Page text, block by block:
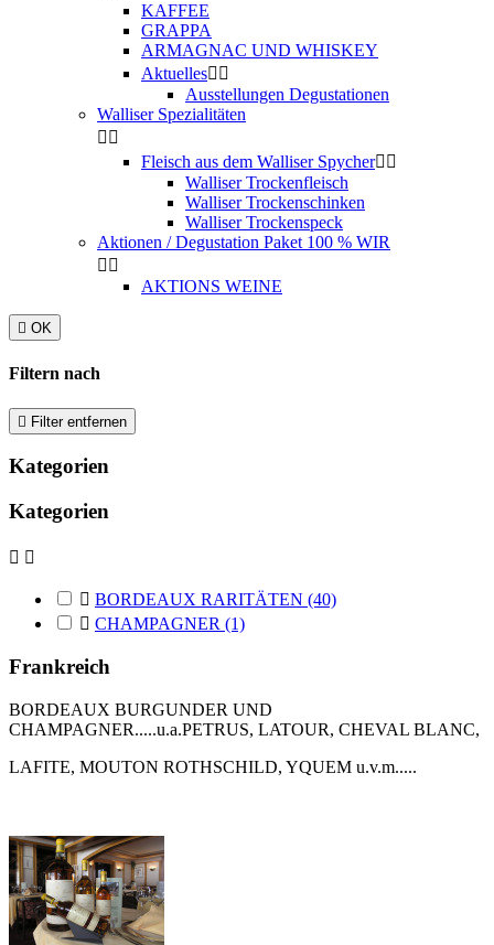
KAFFEE
GRAPPA
ARMAGNAC UND WHISKEY
Aktuelles 
Ausstellungen Degustationen
Walliser Spezialitäten
 
Fleisch aus dem Walliser Spycher 
Walliser Trockenfleisch
Walliser Trockenschinken
Walliser Trockenspeck
Aktionen / Degustation Paket 100 % WIR
 
AKTIONS WEINE
 OK
Filtern nach
 Filter entfernen
Kategorien
Kategorien
 
 BORDEAUX RARITÄTEN (40)
 CHAMPAGNER (1)
Frankreich
BORDEAUX BURGUNDER UND
CHAMPAGNER.....u.a.PETRUS, LATOUR, CHEVAL BLANC,
LAFITE, MOUTON ROTHSCHILD, YQUEM u.v.m.....